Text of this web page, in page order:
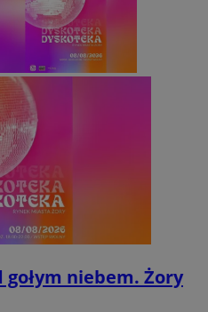
niebem. Żory